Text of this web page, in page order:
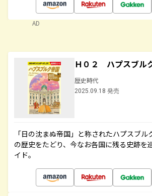
AD
Ｈ０２ ハプスブル
歴史時代
2025.09.18 発売
「日の沈まぬ帝国」と称されたハプスブ
の歴史をたどり、今なお各国に残る史跡を
イド。